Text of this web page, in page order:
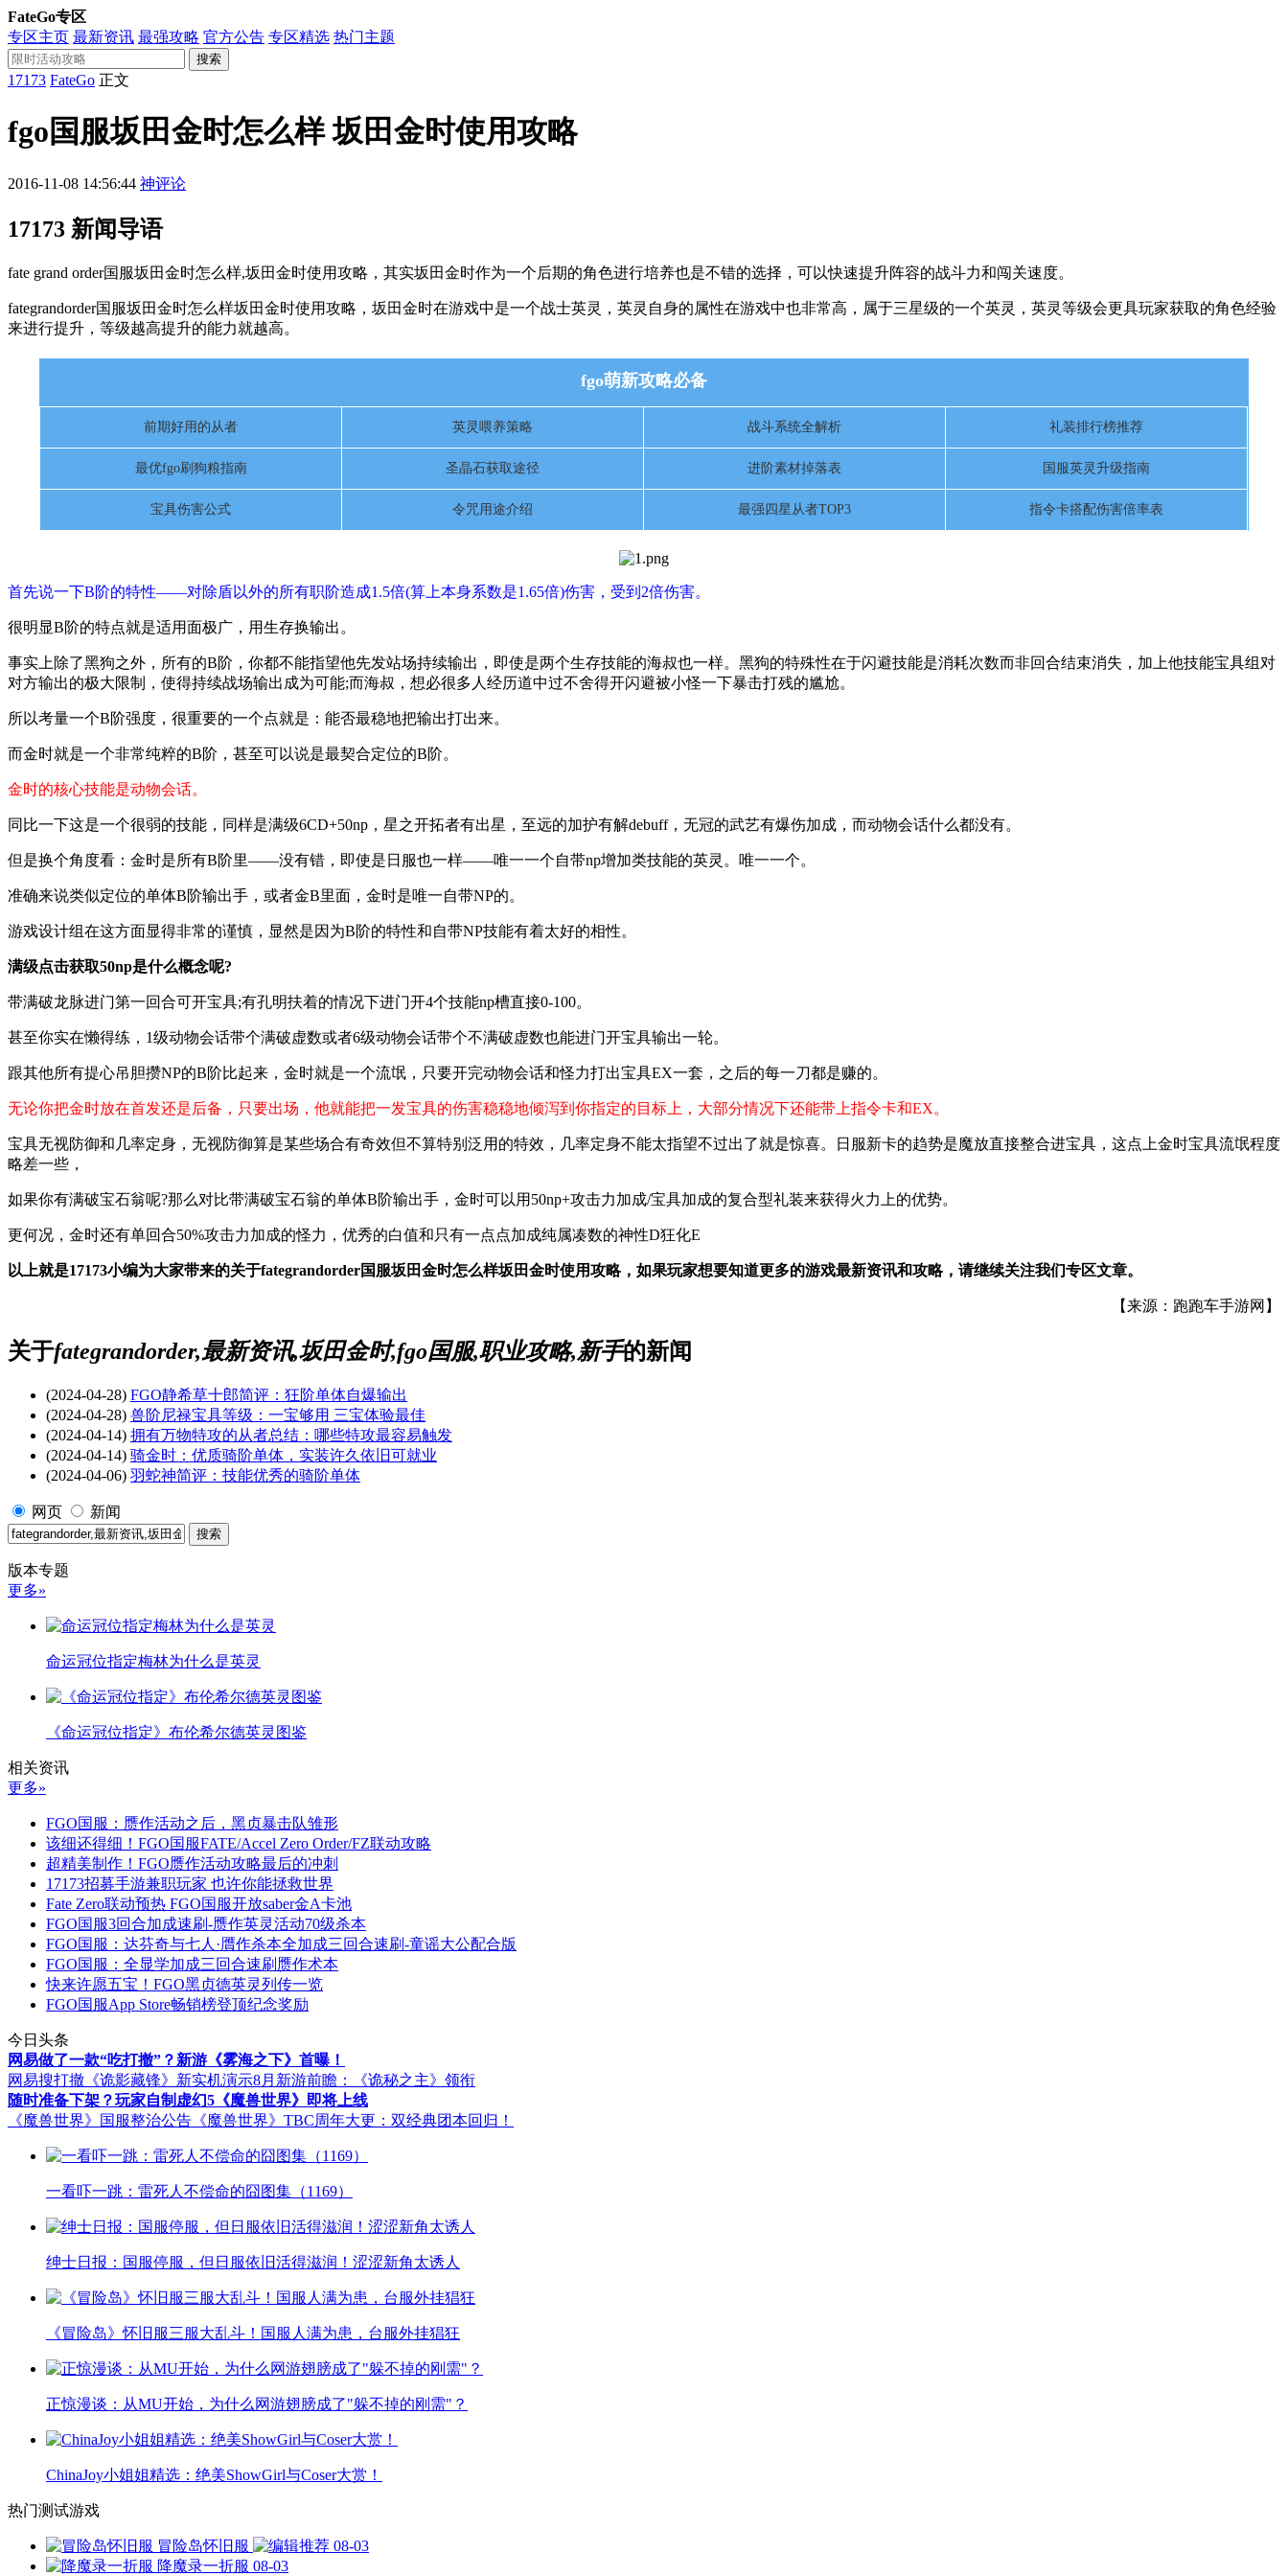
FateGo专区
专区主页 最新资讯 最强攻略 官方公告 专区精选 热门主题
搜索
17173 FateGo 正文
fgo国服坂田金时怎么样 坂田金时使用攻略
2016-11-08 14:56:44 神评论
17173 新闻导语
fate grand order国服坂田金时怎么样,坂田金时使用攻略，其实坂田金时作为一个后期的角色进行培养也是不错的选择，可以快速提升阵容的战斗力和闯关速度。
fategrandorder国服坂田金时怎么样坂田金时使用攻略，坂田金时在游戏中是一个战士英灵，英灵自身的属性在游戏中也非常高，属于三星级的一个英灵，英灵等级会更具玩家获取的角色经验
来进行提升，等级越高提升的能力就越高。
fgo萌新攻略必备
前期好用的从者 英灵喂养策略 战斗系统全解析 礼装排行榜推荐
最优fgo刷狗粮指南 圣晶石获取途径 进阶素材掉落表 国服英灵升级指南
宝具伤害公式 令咒用途介绍 最强四星从者TOP3 指令卡搭配伤害倍率表
首先说一下B阶的特性——对除盾以外的所有职阶造成1.5倍(算上本身系数是1.65倍)伤害，受到2倍伤害。
很明显B阶的特点就是适用面极广，用生存换输出。
事实上除了黑狗之外，所有的B阶，你都不能指望他先发站场持续输出，即使是两个生存技能的海叔也一样。黑狗的特殊性在于闪避技能是消耗次数而非回合结束消失，加上他技能宝具组对
对方输出的极大限制，使得持续战场输出成为可能;而海叔，想必很多人经历道中过不舍得开闪避被小怪一下暴击打残的尴尬。
所以考量一个B阶强度，很重要的一个点就是：能否最稳地把输出打出来。
而金时就是一个非常纯粹的B阶，甚至可以说是最契合定位的B阶。
金时的核心技能是动物会话。
同比一下这是一个很弱的技能，同样是满级6CD+50np，星之开拓者有出星，至远的加护有解debuff，无冠的武艺有爆伤加成，而动物会话什么都没有。
但是换个角度看：金时是所有B阶里——没有错，即使是日服也一样——唯一一个自带np增加类技能的英灵。唯一一个。
准确来说类似定位的单体B阶输出手，或者金B里面，金时是唯一自带NP的。
游戏设计组在这方面显得非常的谨慎，显然是因为B阶的特性和自带NP技能有着太好的相性。
满级点击获取50np是什么概念呢?
带满破龙脉进门第一回合可开宝具;有孔明扶着的情况下进门开4个技能np槽直接0-100。
甚至你实在懒得练，1级动物会话带个满破虚数或者6级动物会话带个不满破虚数也能进门开宝具输出一轮。
跟其他所有提心吊胆攒NP的B阶比起来，金时就是一个流氓，只要开完动物会话和怪力打出宝具EX一套，之后的每一刀都是赚的。
无论你把金时放在首发还是后备，只要出场，他就能把一发宝具的伤害稳稳地倾泻到你指定的目标上，大部分情况下还能带上指令卡和EX。
宝具无视防御和几率定身，无视防御算是某些场合有奇效但不算特别泛用的特效，几率定身不能太指望不过出了就是惊喜。日服新卡的趋势是魔放直接整合进宝具，这点上金时宝具流氓程度
略差一些，
如果你有满破宝石翁呢?那么对比带满破宝石翁的单体B阶输出手，金时可以用50np+攻击力加成/宝具加成的复合型礼装来获得火力上的优势。
更何况，金时还有单回合50%攻击力加成的怪力，优秀的白值和只有一点点加成纯属凑数的神性D狂化E
以上就是17173小编为大家带来的关于fategrandorder国服坂田金时怎么样坂田金时使用攻略，如果玩家想要知道更多的游戏最新资讯和攻略，请继续关注我们专区文章。
【来源：跑跑车手游网】
关于fategrandorder,最新资讯,坂田金时,fgo国服,职业攻略,新手的新闻
(2024-04-28) FGO静希草十郎简评：狂阶单体自爆输出
(2024-04-28) 兽阶尼禄宝具等级：一宝够用 三宝体验最佳
(2024-04-14) 拥有万物特攻的从者总结：哪些特攻最容易触发
(2024-04-14) 骑金时：优质骑阶单体，实装许久依旧可就业
(2024-04-06) 羽蛇神简评：技能优秀的骑阶单体
网页 新闻
版本专题
更多»
命运冠位指定梅林为什么是英灵
《命运冠位指定》布伦希尔德英灵图鉴
相关资讯
更多»
FGO国服：赝作活动之后，黑贞暴击队雏形
该细还得细！FGO国服FATE/Accel Zero Order/FZ联动攻略
超精美制作！FGO赝作活动攻略最后的冲刺
17173招募手游兼职玩家 也许你能拯救世界
Fate Zero联动预热 FGO国服开放saber金A卡池
FGO国服3回合加成速刷-赝作英灵活动70级杀本
FGO国服：达芬奇与七人·贋作杀本全加成三回合速刷-童谣大公配合版
FGO国服：全显学加成三回合速刷赝作术本
快来许愿五宝！FGO黑贞德英灵列传一览
FGO国服App Store畅销榜登顶纪念奖励
今日头条
网易做了一款“吃打撤”？新游《雾海之下》首曝！
网易搜打撤《诡影藏锋》新实机演示8月新游前瞻：《诡秘之主》领衔
随时准备下架？玩家自制虚幻5《魔兽世界》即将上线
《魔兽世界》国服整治公告 《魔兽世界》TBC周年大更：双经典团本回归！
一看吓一跳：雷死人不偿命的囧图集（1169）
绅士日报：国服停服，但日服依旧活得滋润！涩涩新角太诱人
《冒险岛》怀旧服三服大乱斗！国服人满为患，台服外挂猖狂
正惊漫谈：从MU开始，为什么网游翅膀成了"躲不掉的刚需"？
ChinaJoy小姐姐精选：绝美ShowGirl与Coser大赏！
热门测试游戏
冒险岛怀旧服
08-03
降魔录一折服 08-03